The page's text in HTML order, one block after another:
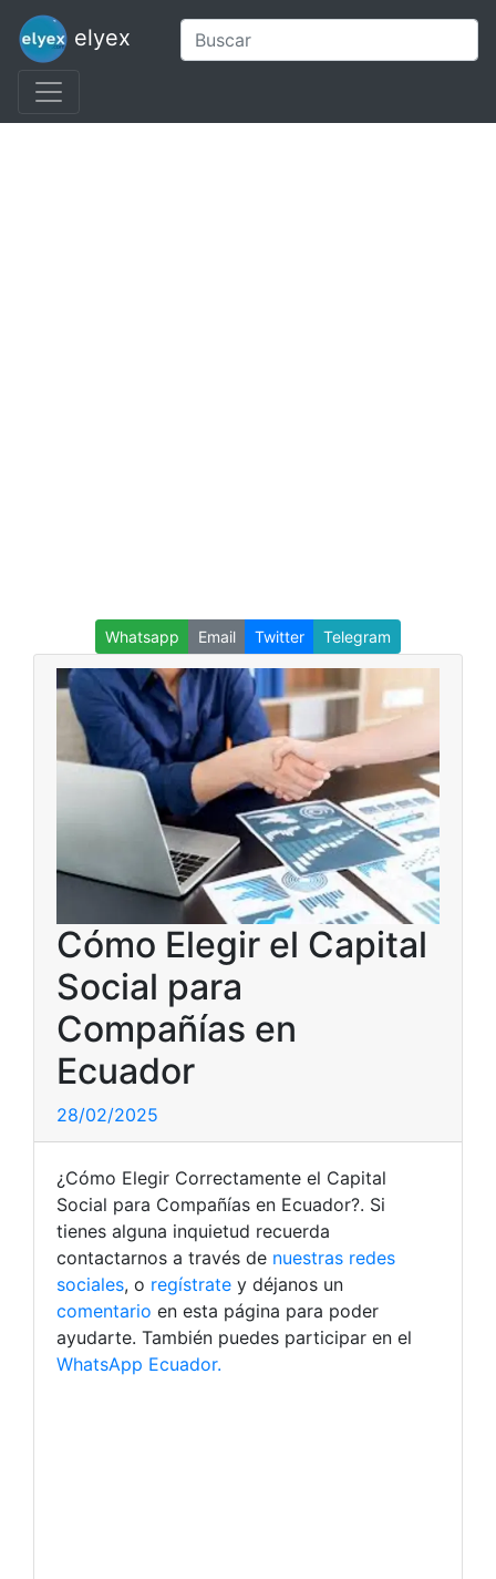
elyex
Whatsapp Email Twitter Telegram
Cómo Elegir el Capital
Social para
Compañías en
Ecuador
28/02/2025
¿Cómo Elegir Correctamente el Capital
Social para Compañías en Ecuador?. Si
tienes alguna inquietud recuerda
contactarnos a través de nuestras redes
sociales, o regístrate y déjanos un
comentario en esta página para poder
ayudarte. También puedes participar en el
WhatsApp Ecuador.